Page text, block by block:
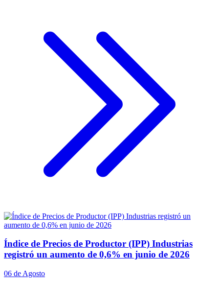
Índice de Precios de Productor (IPP) Industrias
registró un aumento de 0,6% en junio de 2026
06 de Agosto